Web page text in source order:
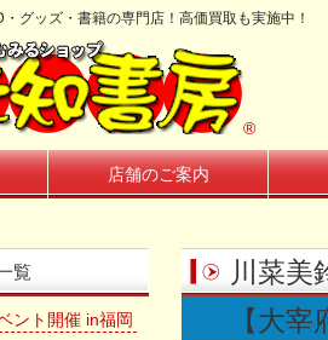
グッズ・書籍の専門店！高価買取も実施中！
®
店舗のご案内
川菜美
【大宰
覧
ント開催 in福岡